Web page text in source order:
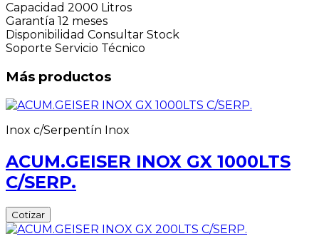
Capacidad 2000 Litros
Garantía 12 meses
Disponibilidad Consultar Stock
Soporte Servicio Técnico
Más productos
Inox c/Serpentín Inox
ACUM.GEISER INOX GX 1000LTS
C/SERP.
Cotizar